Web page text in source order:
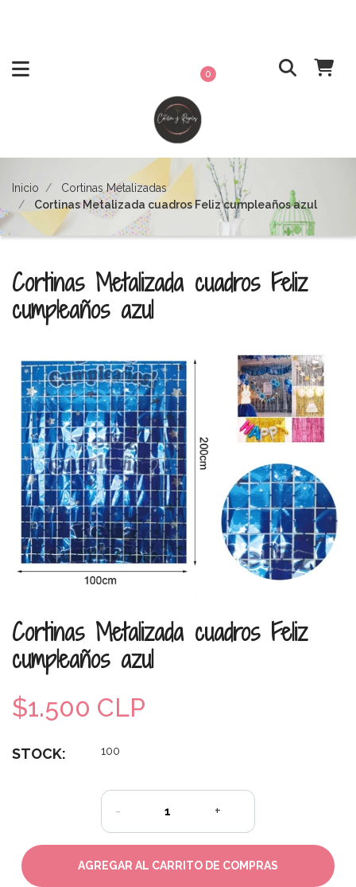
0
Inicio
Cortinas Metalizadas
Cortinas Metalizada cuadros Feliz cumpleaños azul
Cortinas Metalizada cuadros Feliz
cumpleaños azul
Cortinas Metalizada cuadros Feliz
cumpleaños azul
$1.500 CLP
STOCK: 100
- +